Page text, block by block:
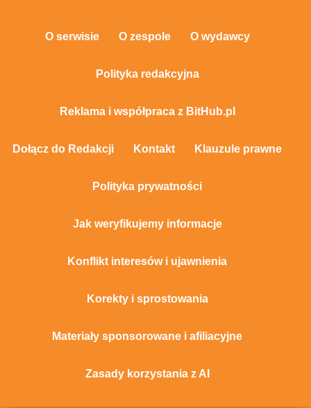
O serwisie O zespole O wydawcy
Polityka redakcyjna
Reklama i współpraca z BitHub.pl
Dołącz do Redakcji Kontakt Klauzule prawne
Polityka prywatności
Jak weryfikujemy informacje
Konflikt interesów i ujawnienia
Korekty i sprostowania
Materiały sponsorowane i afiliacyjne
Zasady korzystania z AI